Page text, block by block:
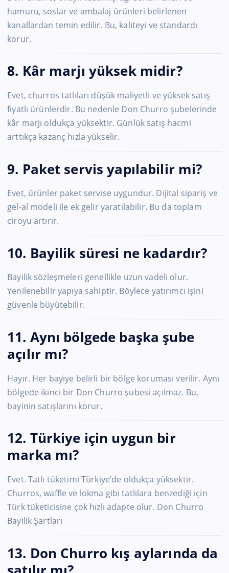
hamuru, soslar ve ambalaj ürünleri belirlenen
kanallardan temin edilir. Bu, kaliteyi ve standardı
korur.
8. Kâr marjı yüksek midir?
Evet, churros tatlıları düşük maliyetli ve yüksek satış
fiyatlı ürünlerdir. Bu nedenle Don Churro şubelerinde
kâr marjı oldukça yüksektir. Günlük satış hacmi
arttıkça kazanç hızla yükselir.
9. Paket servis yapılabilir mi?
Evet, ürünler paket servise uygundur. Dijital sipariş ve
gel-al modeli ile ek gelir yaratılabilir. Bu da toplam
ciroyu artırır.
10. Bayilik süresi ne kadardır?
Bayilik sözleşmeleri genellikle uzun vadeli olur.
Yenilenebilir yapıya sahiptir. Böylece yatırımcı işini
güvenle büyütebilir.
11. Aynı bölgede başka şube
açılır mı?
Hayır. Her bayiye belirli bir bölge koruması verilir. Aynı
bölgede ikinci bir Don Churro şubesi açılmaz. Bu,
bayinin satışlarını korur.
12. Türkiye için uygun bir
marka mı?
Evet. Tatlı tüketimi Türkiye’de oldukça yüksektir.
Churros, waffle ve lokma gibi tatlılara benzediği için
Türk tüketicisine çok hızlı adapte olur. Don Churro
Bayilik Şartları
13. Don Churro kış aylarında da